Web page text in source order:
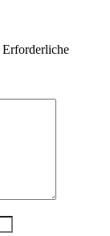
Erforderliche